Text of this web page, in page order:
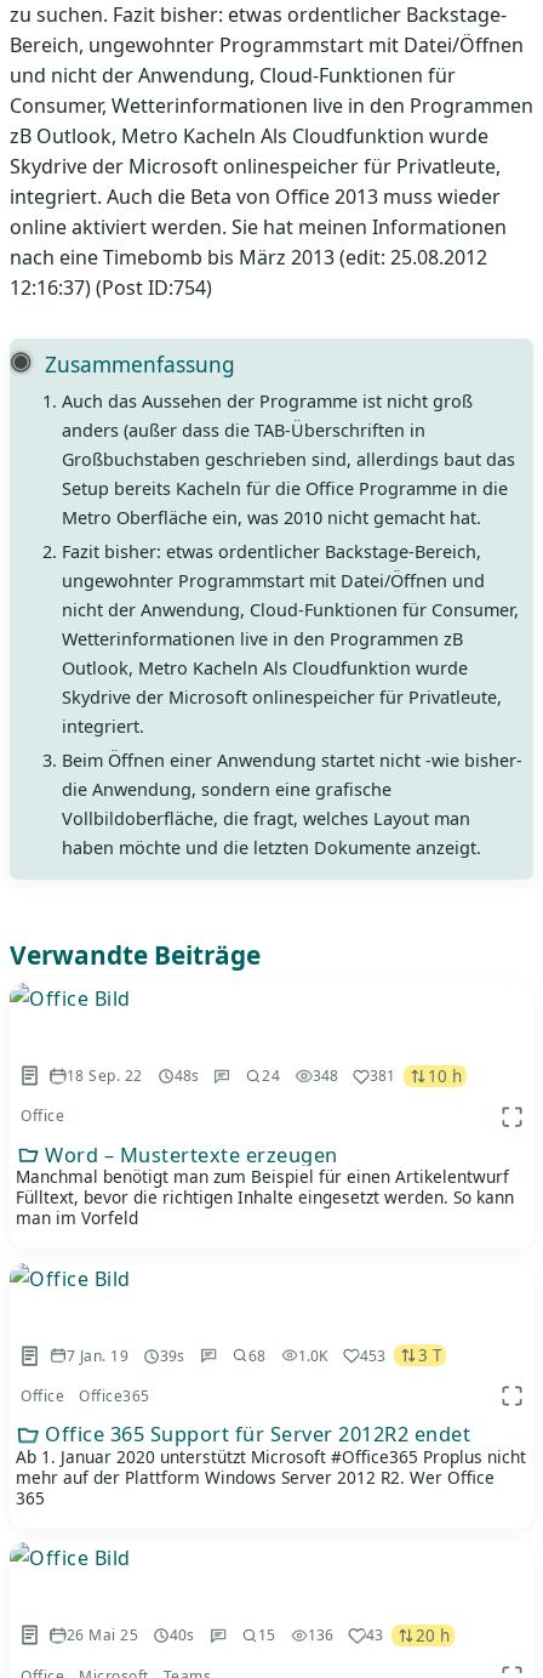
zu suchen. Fazit bisher: etwas ordentlicher Backstage-
Bereich, ungewohnter Programmstart mit Datei/Öffnen
und nicht der Anwendung, Cloud-Funktionen für
Consumer, Wetterinformationen live in den Programmen
zB Outlook, Metro Kacheln Als Cloudfunktion wurde
Skydrive der Microsoft onlinespeicher für Privatleute,
integriert. Auch die Beta von Office 2013 muss wieder
online aktiviert werden. Sie hat meinen Informationen
nach eine Timebomb bis März 2013 (edit: 25.08.2012
12:16:37) (Post ID:754)
Zusammenfassung
Auch das Aussehen der Programme ist nicht groß
anders (außer dass die TAB-Überschriften in
Großbuchstaben geschrieben sind, allerdings baut das
Setup bereits Kacheln für die Office Programme in die
Metro Oberfläche ein, was 2010 nicht gemacht hat.
Fazit bisher: etwas ordentlicher Backstage-Bereich,
ungewohnter Programmstart mit Datei/Öffnen und
nicht der Anwendung, Cloud-Funktionen für Consumer,
Wetterinformationen live in den Programmen zB
Outlook, Metro Kacheln Als Cloudfunktion wurde
Skydrive der Microsoft onlinespeicher für Privatleute,
integriert.
Beim Öffnen einer Anwendung startet nicht -wie bisher-
die Anwendung, sondern eine grafische
Vollbildoberfläche, die fragt, welches Layout man
haben möchte und die letzten Dokumente anzeigt.
Verwandte Beiträge
18 Sep. 22 48s 24 348 381 10 h
Office
Word – Mustertexte erzeugen
Manchmal benötigt man zum Beispiel für einen Artikelentwurf
Fülltext, bevor die richtigen Inhalte eingesetzt werden. So kann
man im Vorfeld
7 Jan. 19 39s 68 1.0K 453 3 T
Office Office365
Office 365 Support für Server 2012R2 endet
Ab 1. Januar 2020 unterstützt Microsoft #Office365 Proplus nicht
mehr auf der Plattform Windows Server 2012 R2. Wer Office
365
26 Mai 25 40s 15 136 43 20 h